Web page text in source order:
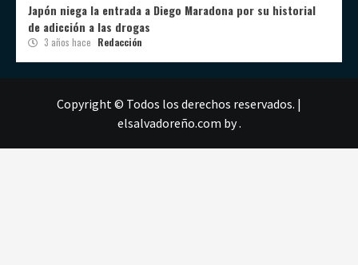
Japón niega la entrada a Diego Maradona por su historial
de adicción a las drogas
3 años hace Redacción
Copyright © Todos los derechos reservados. |
elsalvadoreño.com by .